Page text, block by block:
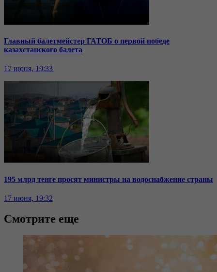
Главный балетмейстер ГАТОБ о первой победе
казахстанского балета
17 июня, 19:33
195 млрд тенге просят министры на водоснабжение страны
17 июня, 19:32
Смотрите еще